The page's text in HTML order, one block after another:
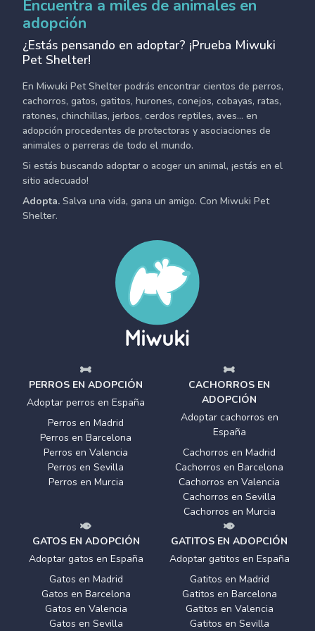
Encuentra a miles de animales en
adopción
¿Estás pensando en adoptar? ¡Prueba Miwuki
Pet Shelter!
En Miwuki Pet Shelter podrás encontrar cientos de perros,
cachorros, gatos, gatitos, hurones, conejos, cobayas, ratas,
ratones, chinchillas, jerbos, cerdos reptiles, aves... en
adopción procedentes de protectoras y asociaciones de
animales o perreras de todo el mundo.
Si estás buscando adoptar o acoger un animal, ¡estás en el
sitio adecuado!
Adopta. Salva una vida, gana un amigo. Con Miwuki Pet
Shelter.
PERROS EN ADOPCIÓN
Adoptar perros en España
Perros en Madrid
Perros en Barcelona
Perros en Valencia
Perros en Sevilla
Perros en Murcia
CACHORROS EN
ADOPCIÓN
Adoptar cachorros en
España
Cachorros en Madrid
Cachorros en Barcelona
Cachorros en Valencia
Cachorros en Sevilla
Cachorros en Murcia
GATOS EN ADOPCIÓN
Adoptar gatos en España
Gatos en Madrid
Gatos en Barcelona
Gatos en Valencia
Gatos en Sevilla
GATITOS EN ADOPCIÓN
Adoptar gatitos en España
Gatitos en Madrid
Gatitos en Barcelona
Gatitos en Valencia
Gatitos en Sevilla